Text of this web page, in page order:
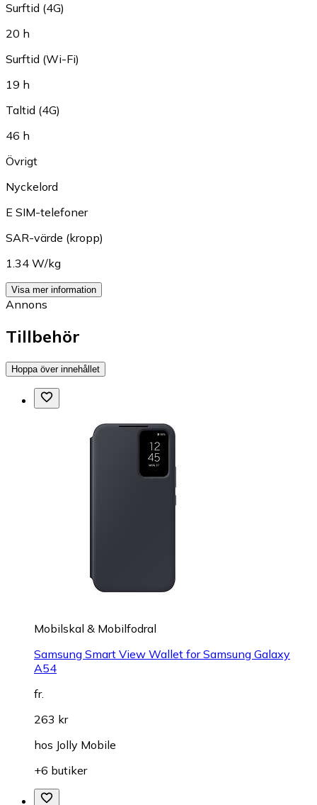
Surftid (4G)
20 h
Surftid (Wi-Fi)
19 h
Taltid (4G)
46 h
Övrigt
Nyckelord
E SIM-telefoner
SAR-värde (kropp)
1.34 W/kg
Visa mer information
Annons
Tillbehör
Hoppa över innehållet
Mobilskal & Mobilfodral
Samsung Smart View Wallet for Samsung Galaxy
A54
fr.
263 kr
hos Jolly Mobile
+6 butiker